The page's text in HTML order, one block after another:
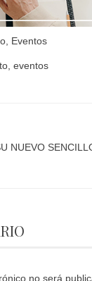
Eventos
eventos
NUEVO
no será